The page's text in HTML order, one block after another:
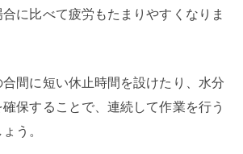
に比べて疲労もたまりやすくなりま
間に短い休止時間を設けたり、水分
保することで、連続して作業を行う
う。